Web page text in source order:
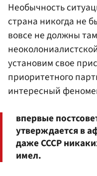
Необычность
страна никогда не
вовсе не должны
установим свое
приоритетного
интересный
впервые
утверждается в
даже СССР
имел.